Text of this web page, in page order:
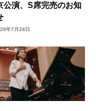
公演、S席完売のお知
年7月24日